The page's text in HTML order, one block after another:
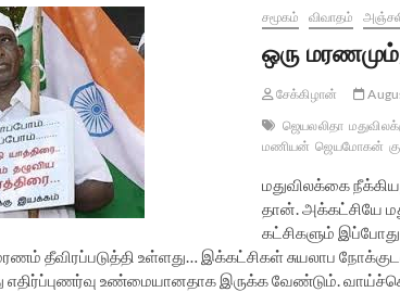
சமூகம் விவாதம்
ஒரு மரணமும்,
சேக்கிழான்
ஜெயலலிதா
மணியன் ஜெயமோகன்
மதுவிலக்கை
தான். அக்கட்சியே
கட்சிகளும்
தீவிரப்படுத்தி உள்ளது… இக்கட்சிகள் சுயலாப
உண்மையானதாக இருக்க வேண்டும்.